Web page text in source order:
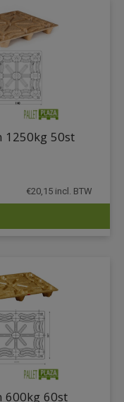
DETAILS
1250kg 50st
€20,15 incl. BTW